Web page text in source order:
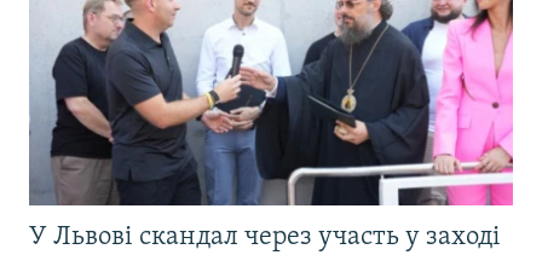
У Львові скандал через участь у заході